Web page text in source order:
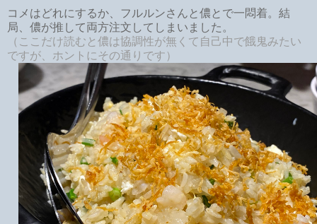
コメはどれにするか、フルルンさんと儂とで一悶着。結
局、儂が推して両方注文してしまいました。
（ここだけ読むと儂は協調性が無くて自己中で餓鬼みたい
ですが、ホントにその通りです）